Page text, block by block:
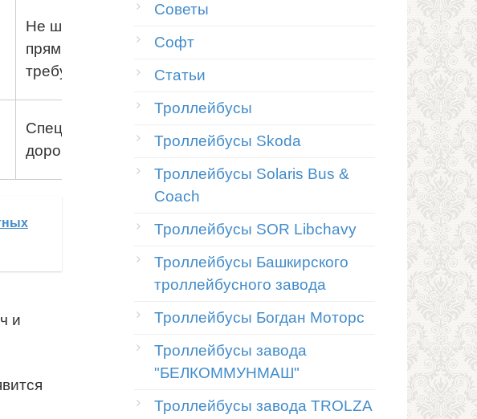
Не шьёт обычным
прямым швом,
требует навыков
Специализирована,
дорогая
и
Советы
Софт
Статьи
Троллейбусы
Троллейбусы Skoda
Троллейбусы Solaris Bus &
Coach
Троллейбусы SOR Libchavy
Троллейбусы Башкирского
троллейбусного завода
Троллейбусы Богдан Моторс
Троллейбусы завода
"БЕЛКОММУНМАШ"
Троллейбусы завода TROLZA